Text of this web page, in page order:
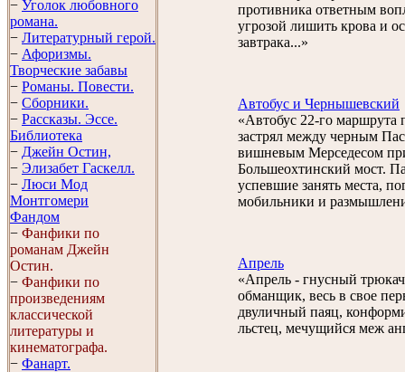
− Уголок любовного
романа.
− Литературный герой.
− Афоризмы.
Творческие забавы
− Романы. Повести.
− Сборники.
− Рассказы. Эссe.
Библиотека
− Джейн Остин,
− Элизабет Гaскелл.
− Люси Мод
Монтгомери
Фандом
− Фанфики по
романам Джейн
Остин.
− Фанфики по
произведениям
классической
литературы и
кинематографа.
− Фанарт.
противника ответным
угрозой лишить крова и
завтрака...»
Автобус и Чернышевский
«Автобус 22-го маршрута
застрял между черным
вишневым Мерседесом
Большеохтинский мост.
успевшие занять места,
мобильники и
Апрель
«Апрель - гнусный
обманщик, весь в свое
двуличный паяц,
льстец, мечущийся меж